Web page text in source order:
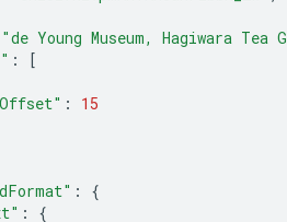
"de Young Museum, Hagiwara
:
[
:
15
:
{
: {